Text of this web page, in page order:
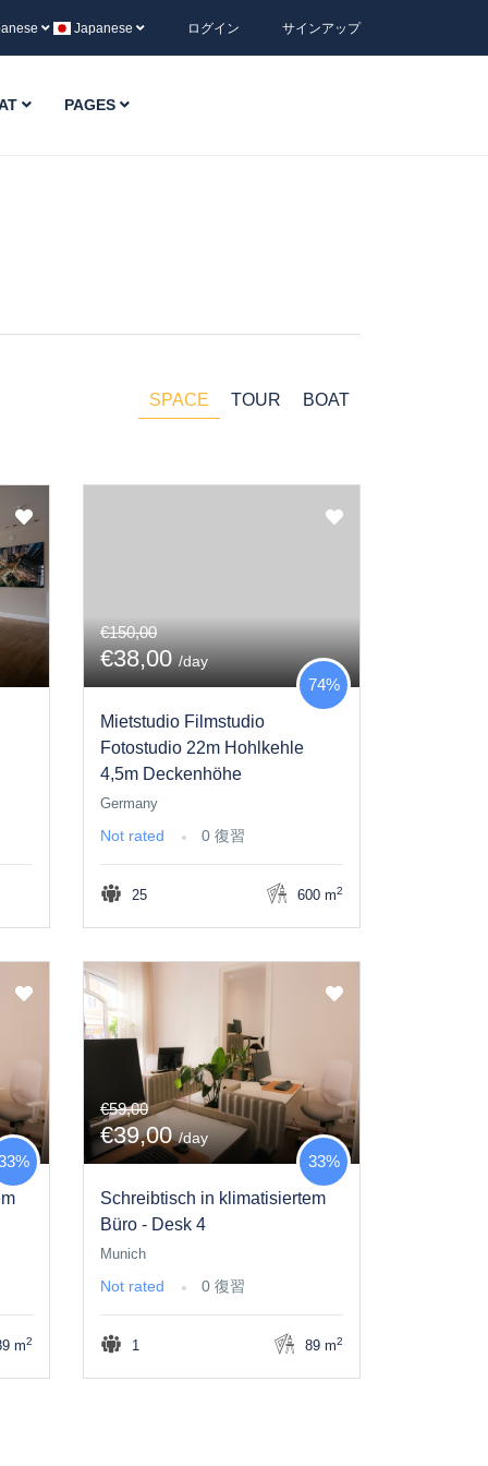
Japanese ログイン サインアップ
PAGES
SPACE TOUR BOAT
€150,00
€38,00/day
Mietstudio Filmstudio
Fotostudio 22m Hohlkehle
4,5m Deckenhöhe
74%
Germany
Not rated 0 復習
25 600 m2
m2
€59,00
€39,00/day
Schreibtisch in klimatisiertem
Büro - Desk 4
33%
Munich
Not rated 0 復習
1 89 m2